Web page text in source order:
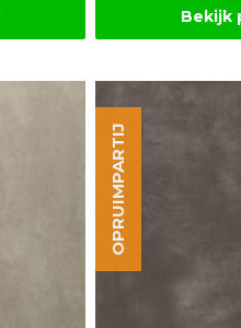
Bekijk
OPRUIMPARTIJ